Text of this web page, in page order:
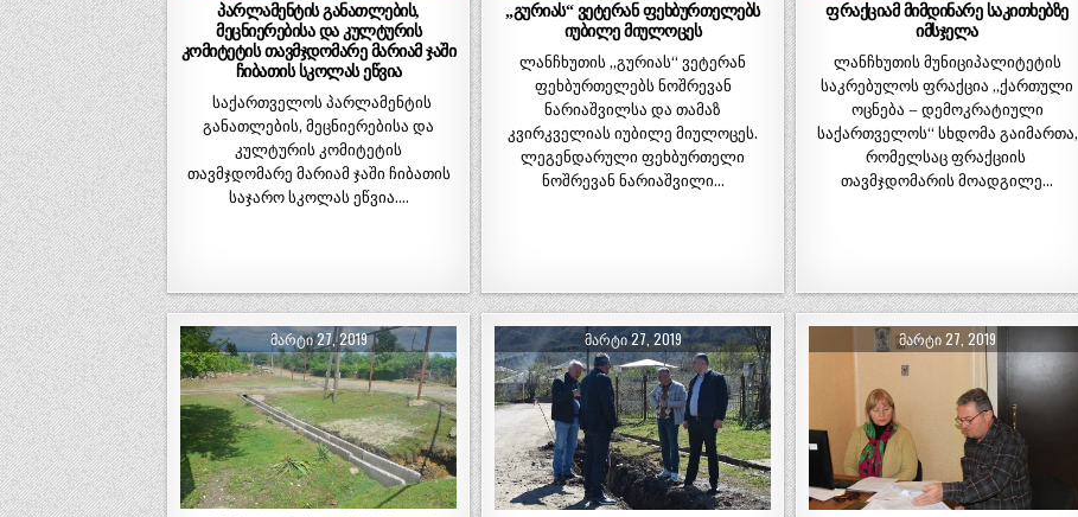
პარლამენტის განათლების,
მეცნიერებისა და კულტურის
კომიტეტის თავმჯდომარე მარიამ ჯაში
ჩიბათის სკოლას ეწვია
საქართველოს პარლამენტის
განათლების, მეცნიერებისა და
კულტურის კომიტეტის
თავმჯდომარე მარიამ ჯაში ჩიბათის
საჯარო სკოლას ეწვია….
„გურიას“ ვეტერან ფეხბურთელებს
იუბილე მიულოცეს
ლანჩხუთის „გურიას“ ვეტერან
ფეხბურთელებს ნოშრევან
ნარიაშვილსა და თამაზ
კვირკველიას იუბილე მიულოცეს.
ლეგენდარული ფეხბურთელი
ნოშრევან ნარიაშვილი…
ფრაქციამ მიმდინარე საკითხებზე
იმსჯელა
ლანჩხუთის მუნიციპალიტეტის
საკრებულოს ფრაქცია ,,ქართული
ოცნება – დემოკრატიული
საქართველოს“ სხდომა გაიმართა,
რომელსაც ფრაქციის
თავმჯდომარის მოადგილე…
ᲛᲐᲠᲢᲘ 27, 2019 ᲛᲐᲠᲢᲘ 27, 2019 ᲛᲐᲠᲢᲘ 27, 2019